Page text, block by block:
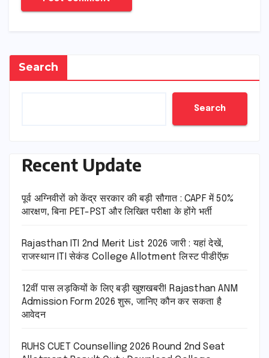
Search
Search
Recent Update
पूर्व अग्निवीरों को केंद्र सरकार की बड़ी सौगात : CAPF में 50%
आरक्षण, बिना PET-PST और लिखित परीक्षा के होंगे भर्ती
Rajasthan ITI 2nd Merit List 2026 जारी : यहां देखें,
राजस्थान ITI सेकंड College Allotment लिस्ट पीडीऍफ़
12वीं पास लड़कियों के लिए बड़ी खुशखबरी! Rajasthan ANM
Admission Form 2026 शुरू, जानिए कौन कर सकता है
आवेदन
RUHS CUET Counselling 2026 Round 2nd Seat